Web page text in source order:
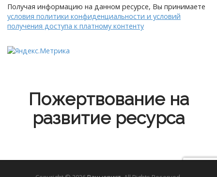
Получая информацию на данном ресурсе, Вы принимаете
условия политики конфиденциальности и условий
получения доступа к платному контенту
Пожертвование на
развитие ресурса